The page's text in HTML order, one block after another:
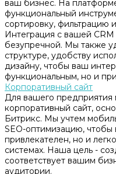
ваш бизнес. На
функциональный
сортировку, фильтрацию
Интеграция с вашей
безупречной. Мы также
структуре, удобству
дизайну, чтобы ваш
функциональным, но и
Корпоративный сайт
Для вашего
корпоративный сайт,
Битрикс. Мы учтем
SEO-оптимизацию, чтобы
привлекателен, но и
системах. Наша цель -
соответствует вашим
аудитории.